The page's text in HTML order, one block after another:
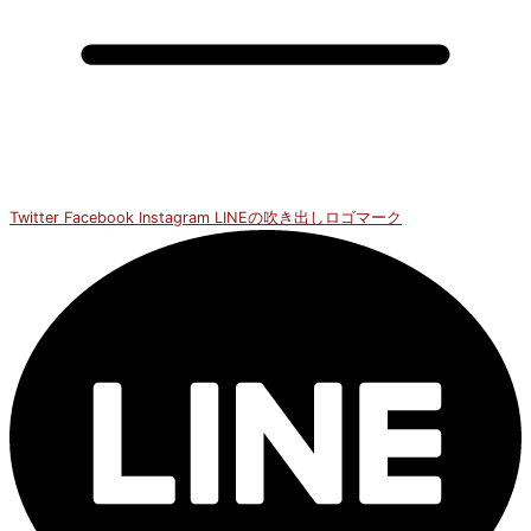
Twitter Facebook Instagram LINEの吹き出しロゴマーク